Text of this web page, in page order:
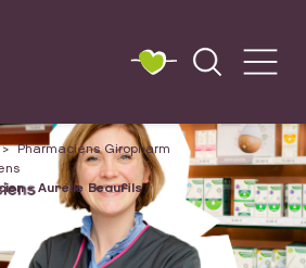
Pharmaciens Giropharm
- Aurélie Beaufils